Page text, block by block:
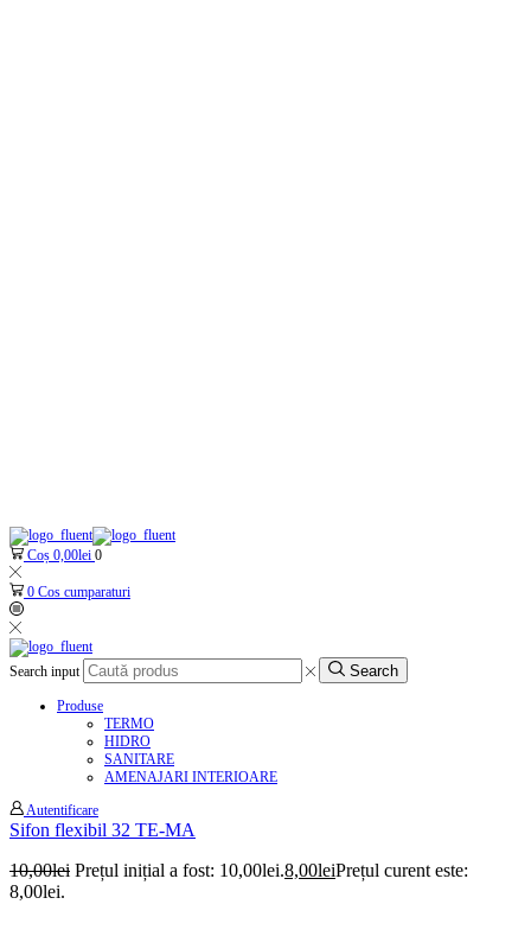
Coș 0,00lei 0
0 Cos cumparaturi
Search input Search
Produse
TERMO
HIDRO
SANITARE
AMENAJARI INTERIOARE
Autentificare
Sifon flexibil 32 TE-MA
10,00lei Prețul inițial a fost: 10,00lei.8,00leiPrețul curent este:
8,00lei.